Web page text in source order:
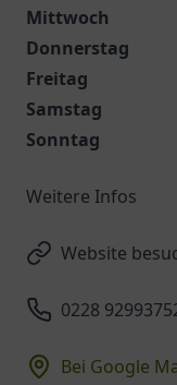
Mittwoch
Donnerstag
Freitag
Samstag
Sonntag
Weitere Infos
Website
0228
Bei Google